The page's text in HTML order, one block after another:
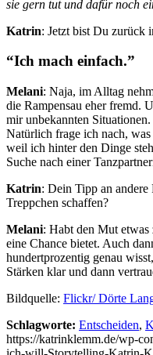
sie gern tut und dafür noch
Katrin: Jetzt bist Du zurück
“Ich mach einfach.”
Melani: Naja, im Alltag
die Rampensau eher fremd.
mir unbekannten
Natürlich frage ich nach,
weil ich hinter den Dinge
Suche nach einer
Katrin: Dein Tipp an andere
Treppchen schaffen?
Melani: Habt den Mut
eine Chance bietet. Auch
hundertprozentig genau
Stärken klar und dann
Bildquelle: Flickr/ Dörte
Schlagworte: Entscheiden,
https://katrinklemm.de/wp-